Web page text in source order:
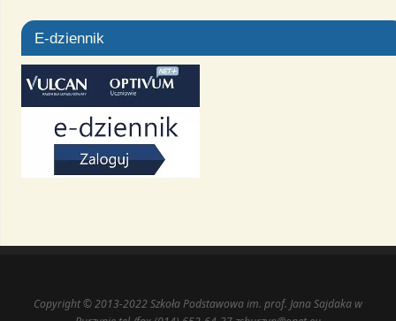
E-dziennik
Copyright © 2013-2022 Szkoła Podstawowa im. prof. Jana Sajdaka w